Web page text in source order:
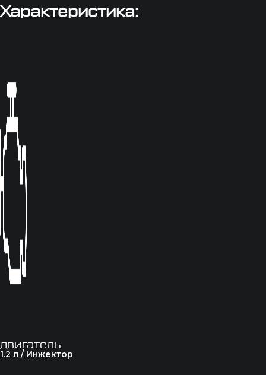
Характеристика:
двигатель
1.2 л / Инжектор